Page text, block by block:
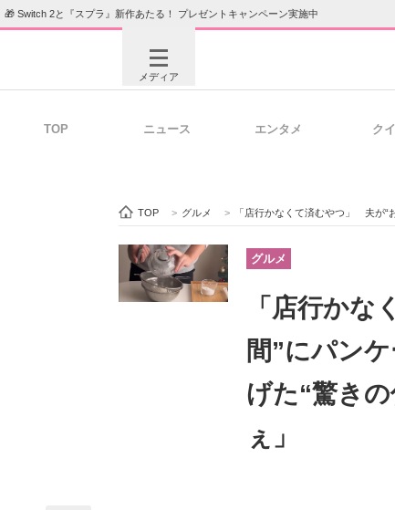
🎁 Switch 2と『スプラ』新作あたる！ プレゼントキャンペーン実施中
メディア
ビジネスと働き方のヒント
TOP ニュース エンタメ ク
TOP > グルメ > 「店行かなくて済むやつ」 夫が“お
グルメ
「店行か
間”にパン
げた“驚き
ぇ」